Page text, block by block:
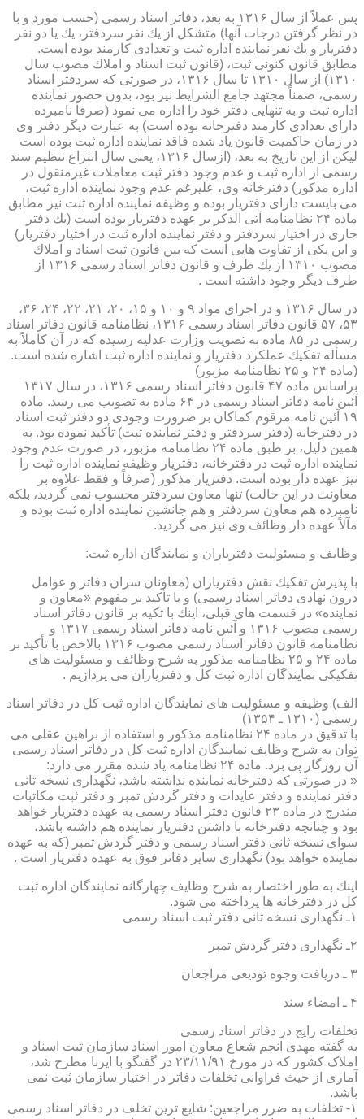
پس عملاً از سال ۱۳۱۶ به بعد، دفاتر اسناد رسمی (حسب مورد و با
در نظر گرفتن درجات آنها) متشكل از یك نفر سردفتر، یك یا دو نفر
دفتریار و یك نفر نماینده اداره ثبت و تعدادی كارمند بوده است.
مطابق قانون كنونی ثبت، (قانون ثبت اسناد و املاك مصوب سال
۱۳۱۰) از سال ۱۳۱۰ تا سال ۱۳۱۶، در صورتی كه سردفتر اسناد
رسمی، ضمناً مجتهد جامع الشرایط نیز بود، بدون حضور نماینده
اداره ثبت و به تنهایی دفتر خود را اداره می نمود (صرفاً نامبرده
دارای تعدادی كارمند دفترخانه بوده است) به عبارت دیگر دفتر وی
در زمان حاكمیت قانون یاد شده فاقد نماینده اداره ثبت بوده است
لیكن از این تاریخ به بعد، (ازسال ۱۳۱۶، یعنی سال انتزاع تنظیم سند
رسمی از اداره ثبت و عدم وجود دفتر ثبت معاملات غیرمنقول در
اداره مذكور) دفترخانه وی، علیرغم عدم وجود نماینده اداره ثبت،
می بایست دارای دفتریار بوده و وظیفه نماینده اداره ثبت نیز مطابق
ماده ۲۴ نظامنامه آتی الذكر بر عهده دفتریار بوده است (یك دفتر
جاری در اختیار سردفتر و دفتر نماینده اداره ثبت در اختیار دفتریار)
و این یكی از تفاوت هایی است كه بین قانون ثبت اسناد و املاك
مصوب ۱۳۱۰ از یك طرف و قانون دفاتر اسناد رسمی ۱۳۱۶ از
طرف دیگر وجود داشته است .
در سال ۱۳۱۶ و در اجرای مواد ۹ و ۱۰ و ۱۵، ۲۰، ۲۱، ۲۲، ۲۴، ۳۶،
۵۳، ۵۷ قانون دفاتر اسناد رسمی ۱۳۱۶، نظامنامه قانون دفاتر اسناد
رسمی در ۸۵ ماده به تصویب وزارت عدلیه رسیده كه در آن كاملاً به
مسأله تفكیك عملكرد دفتریار و نماینده اداره ثبت اشاره شده است.
(ماده ۲۴ و ۲۵ نظامنامه مزبور)
براساس ماده ۴۷ قانون دفاتر اسناد رسمی ۱۳۱۶، در سال ۱۳۱۷
آئین نامه دفاتر اسناد رسمی در ۶۴ ماده به تصویب می رسد. ماده
۱۹ آئین نامه مرقوم كماكان بر ضرورت وجودی دو دفتر ثبت اسناد
در دفترخانه (دفتر سردفتر و دفتر نماینده ثبت) تأكید نموده بود. به
همین دلیل، بر طبق ماده ۲۴ نظامنامه مزبور، در صورت عدم وجود
نماینده اداره ثبت در دفترخانه، دفتریار وظیفه نماینده اداره ثبت را
نیز عهده دار بوده است. دفتریار مذكور (صرفاً و فقط علاوه بر
معاونت در این حالت) تنها معاون سردفتر محسوب نمی گردید، بلكه
نامبرده هم معاون سردفتر و هم جانشین نماینده اداره ثبت بوده و
مآلاً عهده دار وظائف وی نیز می گردید.
وظایف و مسئولیت دفتریاران و نمایندگان اداره ثبت:
با پذیرش تفكیك نقش دفتریاران (معاونان سران دفاتر و عوامل
درون نهادی دفاتر اسناد رسمی) و با تأكید بر مفهوم «معاون و
نماینده» در قسمت های قبلی، اینك با تكیه بر قانون دفاتر اسناد
رسمی مصوب ۱۳۱۶ و آئین نامه دفاتر اسناد رسمی ۱۳۱۷ و
نظامنامه قانون دفاتر اسناد رسمی مصوب ۱۳۱۶ بالاخص با تأكید بر
ماده ۲۴ و ۲۵ نظامنامه مذكور به شرح وظائف و مسئولیت های
تفكیكی نمایندگان اداره ثبت كل و دفتریاران می پردازیم .
الف) وظیفه و مسئولیت های نمایندگان اداره ثبت كل در دفاتر اسناد
رسمی (۱۳۱۰ ـ ۱۳۵۴)
با تدقیق در ماده ۲۴ نظامنامه مذكور و استفاده از براهین عقلی می
توان به شرح وظایف نمایندگان اداره ثبت كل در دفاتر اسناد رسمی
آن روزگار پی برد. ماده ۲۴ نظامنامه یاد شده مقرر می دارد:
« در صورتی كه دفترخانه نماینده نداشته باشد، نگهداری نسخه ثانی
دفتر نماینده و دفتر عایدات و دفتر گردش تمبر و دفتر ثبت مكاتبات
مندرج در ماده ۲۳ قانون دفتر اسناد رسمی به عهده دفتریار خواهد
بود و چنانچه دفترخانه با داشتن دفتریار نماینده هم داشته باشد،
سوای نسخه ثانی دفتر اسناد رسمی و دفتر گردش تمبر (كه به عهده
نماینده خواهد بود) نگهداری سایر دفاتر فوق به عهده دفتریار است .
اینك به طور اختصار به شرح وظایف چهارگانه نمایندگان اداره ثبت
كل در دفترخانه ها پرداخته می شود.
۱ـ نگهداری نسخه ثانی دفتر ثبت اسناد رسمی
۲ـ نگهداری دفتر گردش تمبر
۳ ـ دریافت وجوه تودیعی مراجعان
۴ ـ امضاء سند
تخلفات رایج در دفاتر اسناد رسمی
به گفته مهدی انجم شعاع معاون امور اسناد سازمان ثبت اسناد و
املاک کشور که در مورخ ۲۳/۱۱/۹۱ در گفتگو با ایرنا مطرح شد،
آماری از حیث فراوانی تخلفات دفاتر در اختیار سازمان ثبت نمی
باشد.
۱- تخلفات به ضرر مراجعین: شایع ترین تخلف در دفاتر اسناد رسمی